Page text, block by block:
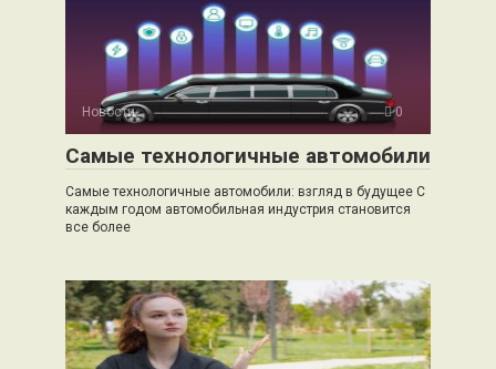
Новости 0
Самые технологичные автомобили
Самые технологичные автомобили: взгляд в будущее С
каждым годом автомобильная индустрия становится
все более